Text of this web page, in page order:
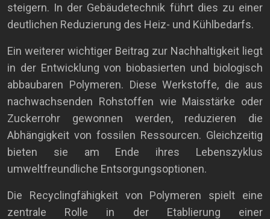
steigern. In der Gebäudetechnik führt dies zu einer
deutlichen Reduzierung des Heiz- und Kühlbedarfs.
Ein weiterer wichtiger Beitrag zur Nachhaltigkeit liegt
in der Entwicklung von biobasierten und biologisch
abbaubaren Polymeren. Diese Werkstoffe, die aus
nachwachsenden Rohstoffen wie Maisstärke oder
Zuckerrohr gewonnen werden, reduzieren die
Abhängigkeit von fossilen Ressourcen. Gleichzeitig
bieten sie am Ende ihres Lebenszyklus
umweltfreundliche Entsorgungsoptionen.
Die Recyclingfähigkeit von Polymeren spielt eine
zentrale Rolle in der Etablierung einer